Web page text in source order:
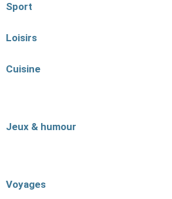
Sport
Loisirs
Cuisine
Jeux & humour
Voyages